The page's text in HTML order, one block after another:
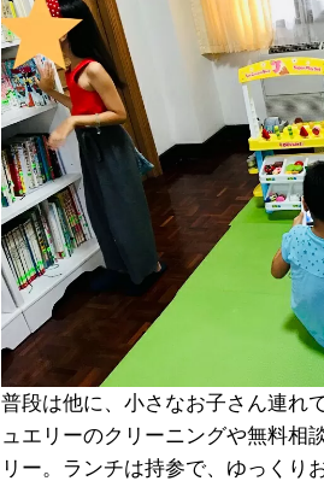
普段は他に、小さなお子さん連れ
ュエリーのクリーニングや無料相
リー。ランチは持参で、ゆっくり